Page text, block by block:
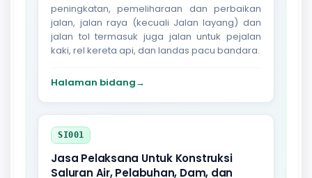
peningkatan, pemeliharaan dan perbaikan
jalan, jalan raya (kecuali Jalan layang) dan
jalan tol termasuk juga jalan untuk pejalan
kaki, rel kereta api, dan landas pacu bandara.
Halaman bidang→
SI001
Jasa Pelaksana Untuk Konstruksi
Saluran Air, Pelabuhan, Dam, dan